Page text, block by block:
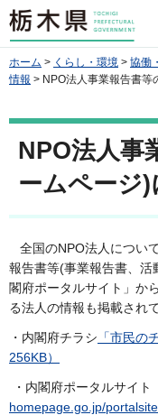
栃木県
ホーム > くらし・環境 > 協働
情報 > NPO法人事業報告書等
NPO法人事
ームページ)
全国のNPO法人につい
報告書等(事業報告書、活
閣府ポータルサイト」か
る法人の情報も掲載され
・内閣府チラシ 「市民の
256KB）
・内閣府ポータルサイト
homepage.go.jp/